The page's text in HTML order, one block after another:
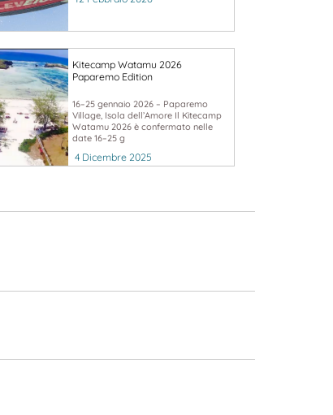
Kitecamp Watamu 2026
Paparemo Edition
16–25 gennaio 2026 – Paparemo
Village, Isola dell’Amore Il Kitecamp
Watamu 2026 è confermato nelle
date 16–25 g
4 Dicembre 2025